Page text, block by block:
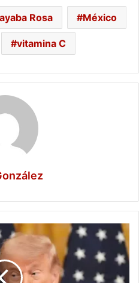
Rosa México
vitamina C